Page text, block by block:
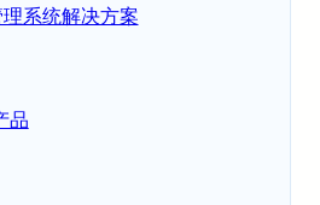
系统解决方案
品